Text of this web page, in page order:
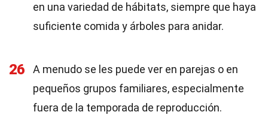
en una variedad de hábitats, siempre que haya
suficiente comida y árboles para anidar.
26
A menudo se les puede ver en parejas o en
pequeños grupos familiares, especialmente
fuera de la temporada de reproducción.